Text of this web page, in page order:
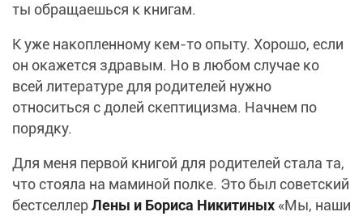
ты обращаешься к книгам.
К уже накопленному кем-то опыту. Хорошо, если
он окажется здравым. Но в любом случае ко
всей литературе для родителей нужно
относиться с долей скептицизма. Начнем по
порядку.
Для меня первой книгой для родителей стала та,
что стояла на маминой полке. Это был советский
бестселлерЛены и Бориса Никитиных «Мы, наши